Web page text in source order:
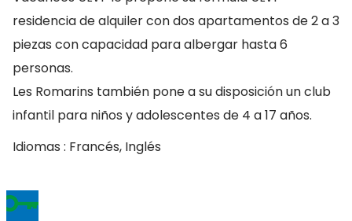
residencia de alquiler con dos apartamentos de 2 a 3
piezas con capacidad para albergar hasta 6
personas.
Les Romarins también pone a su disposición un club
infantil para niños y adolescentes de 4 a 17 años.
Idiomas : Francés, Inglés